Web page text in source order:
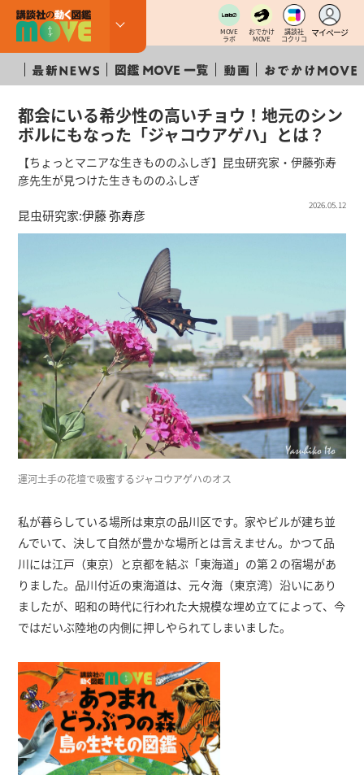
MOVE
ラボ
おでかけ
MOVE
講談社
コクリコ
マイページ
都会にいる希少性の高いチョウ！地元のシン
ボルにもなった「ジャコウアゲハ」とは？
【ちょっとマニアな生きもののふしぎ】昆虫研究家・伊藤弥寿
彦先生が見つけた生きもののふしぎ
2026.05.12
昆虫研究家:伊藤 弥寿彦
運河土手の花壇で吸蜜するジャコウアゲハのオス
私が暮らしている場所は東京の品川区です。家やビルが建ち並
んでいて、決して自然が豊かな場所とは言えません。かつて品
川には江戸（東京）と京都を結ぶ「東海道」の第２の宿場があ
りました。品川付近の東海道は、元々海（東京湾）沿いにあり
ましたが、昭和の時代に行われた大規模な埋め立てによって、今
ではだいぶ陸地の内側に押しやられてしまいました。